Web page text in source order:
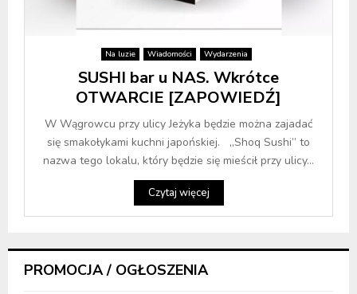
Na luzie Wiadomości Wydarzenia
SUSHI bar u NAS. Wkrótce
OTWARCIE [ZAPOWIEDŹ]
W Wągrowcu przy ulicy Jeżyka będzie można zajadać
się smakołykami kuchni japońskiej. „Shoq Sushi” to
nazwa tego lokalu, który będzie się mieścił przy ulicy...
Czytaj więcej
PROMOCJA / OGŁOSZENIA